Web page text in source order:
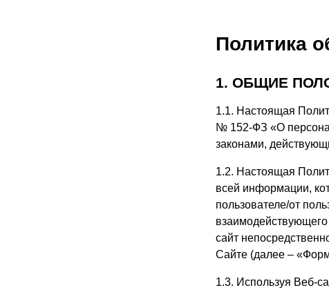
Политика
1. ОБЩИЕ
1.1. Настоящая
№ 152-ФЗ «О
законами,
1.2. Настоящая
всей информации,
пользователе/от
взаимодействующего
сайт
Сайте (далее –
1.3. Используя Веб-